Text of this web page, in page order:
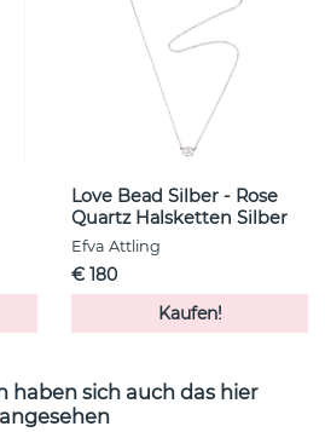
Love Bead Silber - Rose
Quartz Halsketten Silber
Efva Attling
€ 180
Kaufen!
haben sich auch das hier
angesehen